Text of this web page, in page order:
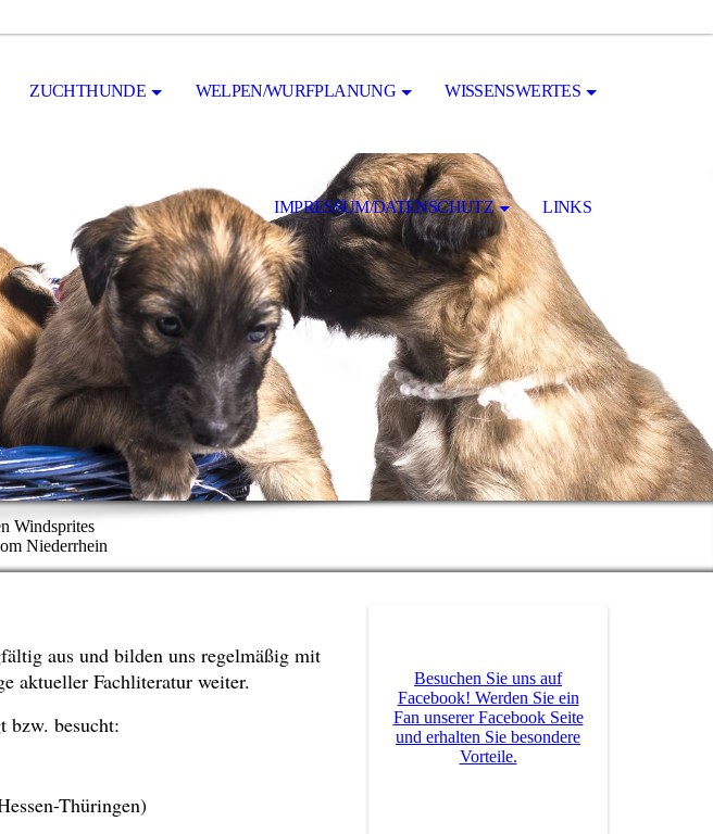
ZUCHTHUNDE WELPEN/WURFPLANUNG WISSENSWERTES
IMPRESSUM/DATENSCHUTZ LINKS
Windsprites
Niederrhein
aus und bilden uns regelmäßig mit
aktueller Fachliteratur weiter.
bzw. besucht:
Thüringen)
Besuchen Sie uns auf
Facebook! Werden Sie ein
Fan unserer Facebook Seite
und erhalten Sie besondere
Vorteile.